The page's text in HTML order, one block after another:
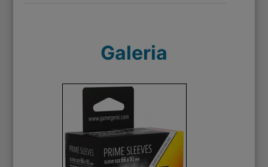
Galeria